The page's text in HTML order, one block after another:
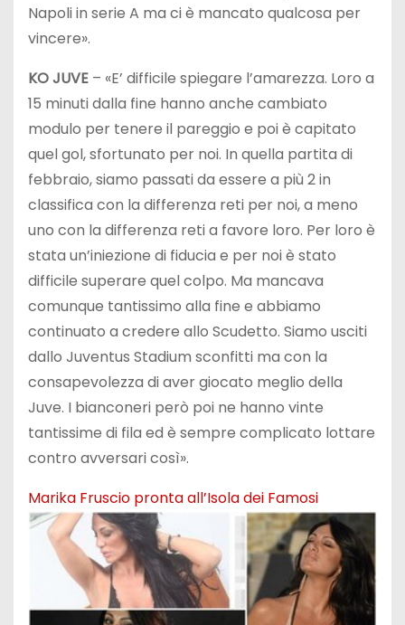
Napoli in serie A ma ci è mancato qualcosa per
vincere».
KO JUVE – «E’ difficile spiegare l’amarezza. Loro a
15 minuti dalla fine hanno anche cambiato
modulo per tenere il pareggio e poi è capitato
quel gol, sfortunato per noi. In quella partita di
febbraio, siamo passati da essere a più 2 in
classifica con la differenza reti per noi, a meno
uno con la differenza reti a favore loro. Per loro è
stata un’iniezione di fiducia e per noi è stato
difficile superare quel colpo. Ma mancava
comunque tantissimo alla fine e abbiamo
continuato a credere allo Scudetto. Siamo usciti
dallo Juventus Stadium sconfitti ma con la
consapevolezza di aver giocato meglio della
Juve. I bianconeri però poi ne hanno vinte
tantissime di fila ed è sempre complicato lottare
contro avversari così».
Marika Fruscio pronta all’Isola dei Famosi